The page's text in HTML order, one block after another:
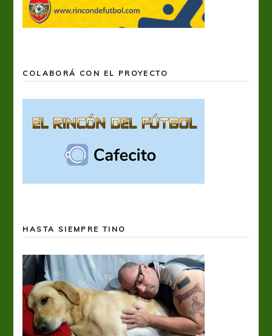
COLABORÁ CON EL PROYECTO
HASTA SIEMPRE TINO